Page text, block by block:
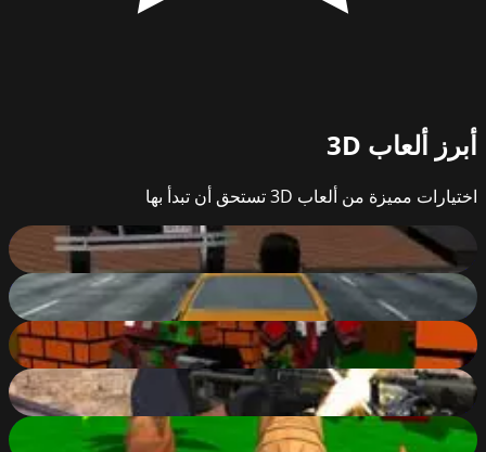
أبرز ألعاب 3D
اختيارات مميزة من ألعاب 3D تستحق أن تبدأ بها
Downtown 1930s
10
%
Highway Traffic
83 %
Blocky Combat Swat - Killing Zombie
80%
Good Guys vs Bad Boys
86%
Tiger Simulator 3D